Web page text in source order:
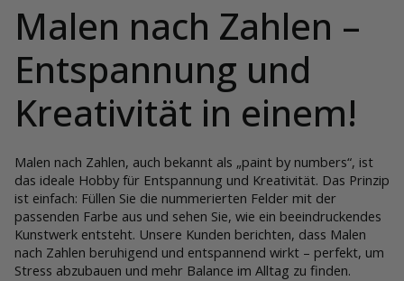
Malen nach Zahlen –
Entspannung und
Kreativität in einem!
Malen nach Zahlen, auch bekannt als „paint by numbers“, ist
das ideale Hobby für Entspannung und Kreativität. Das Prinzip
ist einfach: Füllen Sie die nummerierten Felder mit der
passenden Farbe aus und sehen Sie, wie ein beeindruckendes
Kunstwerk entsteht. Unsere Kunden berichten, dass Malen
nach Zahlen beruhigend und entspannend wirkt – perfekt, um
Stress abzubauen und mehr Balance im Alltag zu finden.